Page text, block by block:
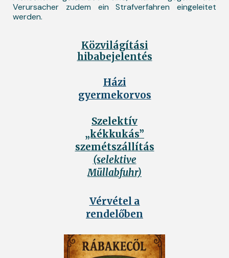
Verursacher zudem ein Strafverfahren eingeleitet
werden.
Közvilágítási
hibabejelentés
Házi
gyermekorvos
Szelektív
„kékkukás”
szemétszállítás
(selektive
Müllabfuhr)
Vérvétel a
rendelőben